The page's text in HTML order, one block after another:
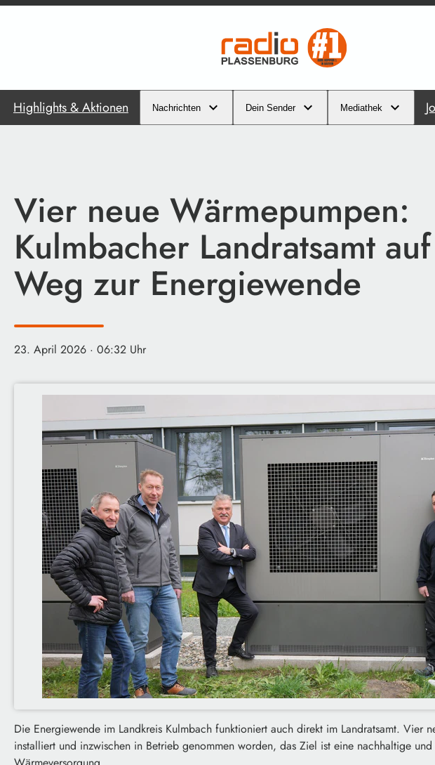
Highlights & Aktionen Nachrichten Dein Sender Mediathek
Vier neue Wärmepumpen:
Kulmbacher Landratsamt
Weg zur Energiewende
23. April 2026 · 06:32 Uhr
Die Energiewende im Landkreis Kulmbach funktioniert auch direkt im Landratsamt. Vier
installiert und inzwischen in Betrieb genommen worden, das Ziel ist eine nachhaltige und